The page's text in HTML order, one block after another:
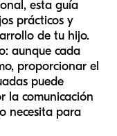
esta guía
prácticos y
de tu hijo.
aunque cada
proporcionar el
puede
la comunicación
necesita para